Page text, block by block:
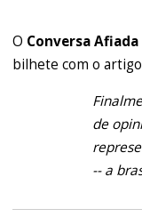
O Conversa Afiada
bilhete com o
de
-- a